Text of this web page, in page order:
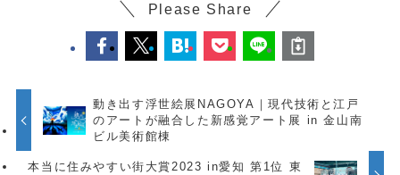
Please Share
動き出す浮世絵展NAGOYA｜現代技術と江戸
のアートが融合した新感覚アート展 in 金山南
ビル美術館棟
本当に住みやすい街大賞2023 in愛知 第1位 東